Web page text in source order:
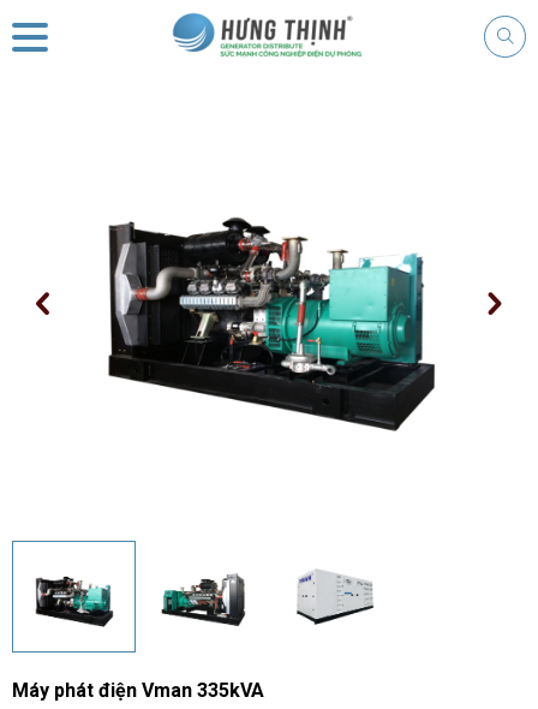
Máy phát điện Vman 335kVA